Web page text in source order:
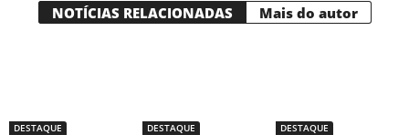
NOTÍCIAS RELACIONADAS Mais do autor
DESTAQUE DESTAQUE DESTAQUE